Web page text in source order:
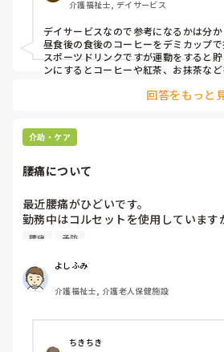
介護福祉士, デイサービス
デイサービスなので参考になるかは分
昼食後の食後のコーヒーをデミカップ
スポーツドリンクですが運動をすると
ンにするとコーヒーや紅茶、お抹茶など
貯めてコーヒーを飲もうと意欲が湧くみ
回答をもっと
介助・ケア
腰痛について
最近腰痛がひどいです。
勤務中はコルセットを使用しています
みなさんが行っている腰痛予防、対策
腰痛 予防
よしふみ
介護福祉士, 介護老人保健施設
ちきちき